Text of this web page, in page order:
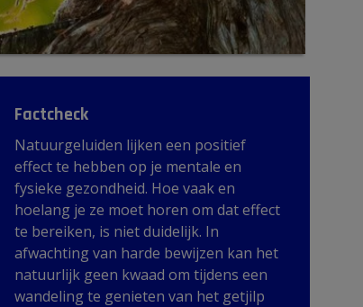
Factcheck
Natuurgeluiden lijken een positief
effect te hebben op je mentale en
fysieke gezondheid. Hoe vaak en
hoelang je ze moet horen om dat effect
te bereiken, is niet duidelijk. In
afwachting van harde bewijzen kan het
natuurlijk geen kwaad om tijdens een
wandeling te genieten van het getjilp